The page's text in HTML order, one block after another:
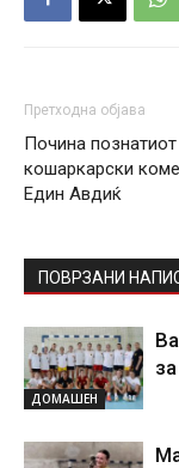
Претходна објава
Почина познатиот
кошаркарски
Един Авдиќ
ПОВРЗАНИ
ДОМАШЕН